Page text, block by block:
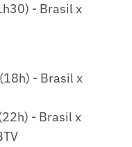
- Brasil x
- Brasil x
- Brasil x